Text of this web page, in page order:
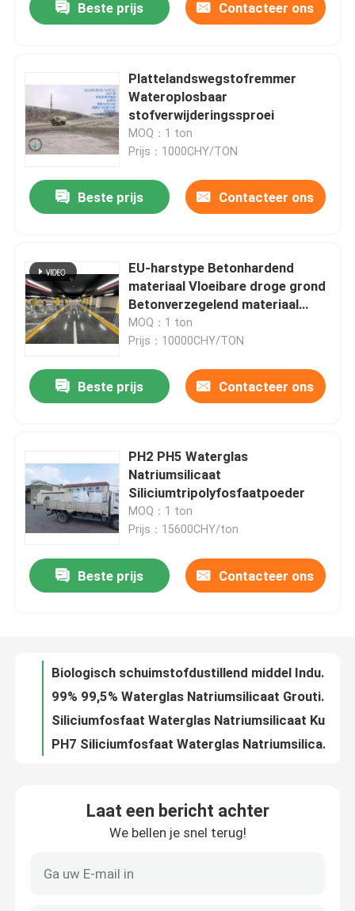
Producten
Neem contact met ons op
Vraag een offerte
Stabilisator van de weggrond
Beste prijs Contacteer ons
Plattelandswegstofremmer
Wateroplosbaar
stofverwijderingssproei
MOQ：1 ton
Prijs：1000CHY/TON
Beste prijs Contacteer ons
EU-harstype Betonhardend
materiaal Vloeibare droge grond
Betonverzegelend materiaal
Hardend materiaal
MOQ：1 ton
Prijs：10000CHY/TON
Beste prijs Contacteer ons
PH2 PH5 Waterglas
Natriumsilicaat
Siliciumtripolyfosfaatpoeder
MOQ：1 ton
Prijs：15600CHY/ton
Beste prijs Contacteer ons
Biologisch schuimstofdustillend middel Industrieel stofdustillend middel voor de steenkoolwinning
Verbetering van de weg van de stoeprand Stabilisator van de bodem Versterkte curing agent
Slijmverkalkingsmiddel
Laat een bericht achter
We bellen je snel terug!